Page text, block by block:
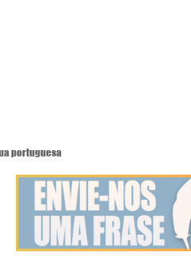
portuguesa